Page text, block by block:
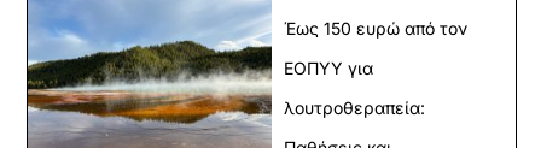
Έως 150 ευρώ από τον
ΕΟΠΥΥ για
λουτροθεραπεία: